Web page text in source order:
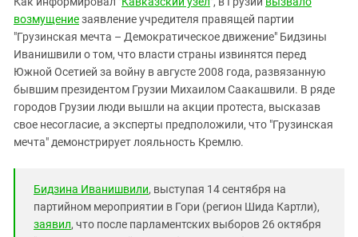
Южная Осетия
Южный Кавказ
ЮФО
возмущениезаявление учредителя правящей партии
"Грузинская мечта – Демократическое движение" Бидзины
Иванишвили о том, что власти страны извинятся перед
Южной Осетией за войну в августе 2008 года, развязанную
бывшим президентом Грузии Михаилом Саакашвили. В ряде
городов Грузии люди вышли на акции протеста, высказав
свое несогласие, а эксперты предположили, что "Грузинская
мечта" демонстрирует лояльность Кремлю.
Бидзина Иванишвили, выступая 14 сентября на
партийном мероприятии в Гори (регион Шида Картли),
заявил, что после парламентских выборов 26 октября